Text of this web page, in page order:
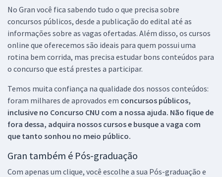
No Gran você fica sabendo tudo o que precisa sobre
concursos públicos, desde a publicação do edital até as
informações sobre as vagas ofertadas. Além disso, os cursos
online que oferecemos são ideais para quem possui uma
rotina bem corrida, mas precisa estudar bons conteúdos para
o concurso que está prestes a participar.
Temos muita confiança na qualidade dos nossos conteúdos:
foram milhares de aprovados em concursos públicos,
inclusive no Concurso CNU com a nossa ajuda. Não fique de
fora dessa, adquira nossos cursos e busque a vaga com
que tanto sonhou no meio público.
Gran também é Pós-graduação
Com apenas um clique, você escolhe a sua Pós-graduação e